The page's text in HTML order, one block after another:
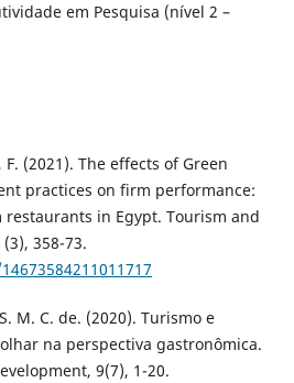
em Pesquisa (nível 2 –
(2021). The effects of Green
practices on firm performance:
in Egypt. Tourism and
358-73.
M. C. de. (2020). Turismo e
na perspectiva gastronômica.
9(7), 1-20.